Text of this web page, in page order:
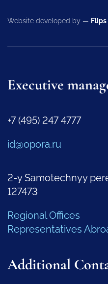
Website developed by — Flips
Executive
+7 (495) 247 4777
id@opora.ru
2-y Samotechnyy
127473
Regional Offices
Representatives
Additional